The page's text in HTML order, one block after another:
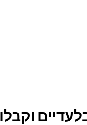
וקבלו